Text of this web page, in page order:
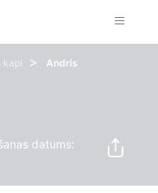
kapi >
Andris
datums: